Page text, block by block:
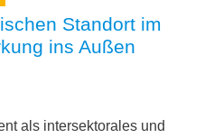
Standort im
ins Außen
als intersektorales und